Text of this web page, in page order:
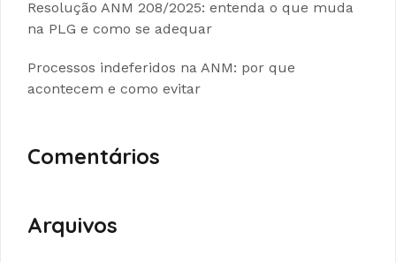
Resolução ANM 208/2025: entenda o que muda
na PLG e como se adequar
Processos indeferidos na ANM: por que
acontecem e como evitar
Comentários
Arquivos